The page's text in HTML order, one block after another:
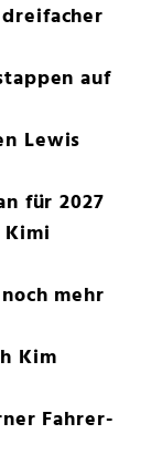
auf
Lewis
für 2027
mehr
Kim
Fahrer-